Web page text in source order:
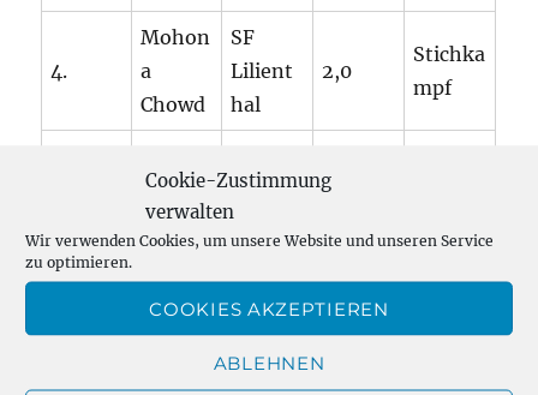
Cookie-Zustimmung
verwalten
Wir verwenden Cookies, um unsere Website und unseren Service
zu optimieren.
COOKIES AKZEPTIEREN
ABLEHNEN
4.
Mohon
a
Chowd
SF
Lilient
hal
2,0
Stichka
mpf
Tarik
Yilmaz
Breme
n-West
1,0
Güney
Buruld
ay
1,0